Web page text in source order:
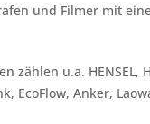
und Filmer mit
u.a. HENSEL,
EcoFlow, Anker,